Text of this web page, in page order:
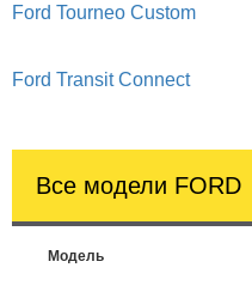
Ford Tourneo Custom
Ford Transit Connect
Все модели FORD
Модель